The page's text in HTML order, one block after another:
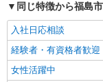
同じ特徴から福島
入社日応相談
経験者・有資格者歓迎
女性活躍中